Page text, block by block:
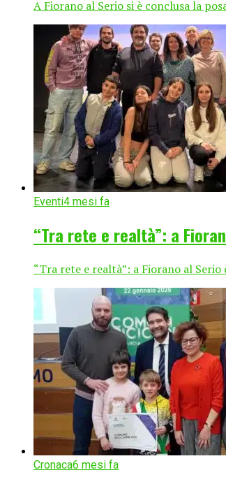
A Fiorano al Serio si è conclusa la
Eventi4 mesi fa
“Tra rete e realtà”: a
“Tra rete e realtà”: a Fiorano al
Cronaca6 mesi fa